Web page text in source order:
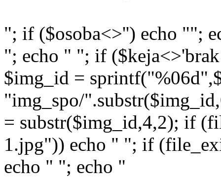
"; if ($osoba<>'') echo "";
"; echo " "; if
$img_id =
"img_spo/
= substr($img_id,4,2); if
1.jpg")) echo " "; if
echo " "; echo "